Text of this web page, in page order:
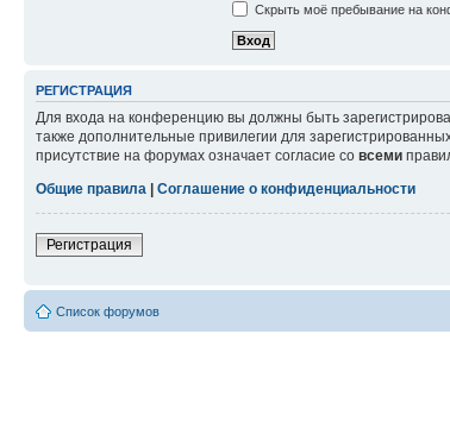
Скрыть моё пребывание на
РЕГИСТРАЦИЯ
Для входа на конференцию вы должны быть
также дополнительные привилегии для
присутствие на форумах означает согласие со всеми
Общие правила
Соглашение о конфиденциальности
Регистрация
Список форумов